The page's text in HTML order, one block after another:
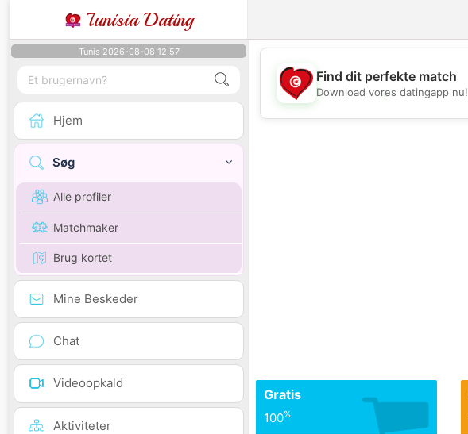
Tunisia Dating
Tunis 2026-08-08 12:57
Hjem
Søg
Alle profiler
Matchmaker
Brug kortet
Mine Beskeder
Chat
Videoopkald
Aktiviteter
💖
Find dit perfekte match
Download vores datingapp nu!
Gratis
100%